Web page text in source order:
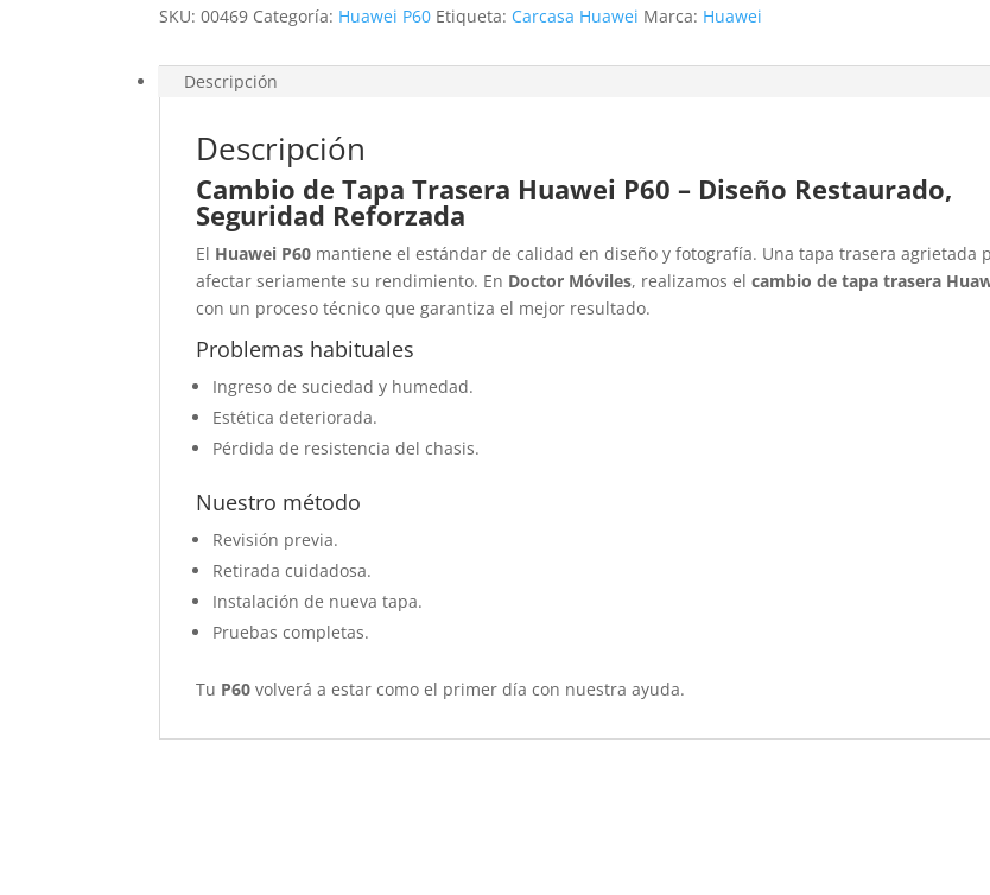
SKU:00469 Categoría: Huawei P60 Etiqueta: Carcasa Huawei Marca: Huawei
Descripción
Descripción
Cambio de Tapa Trasera Huawei P60 – Diseño Restaurado,
Seguridad Reforzada
El Huawei P60 mantiene el estándar de calidad en diseño y fotografía. Una tapa trasera agrietada
afectar seriamente su rendimiento. En Doctor Móviles, realizamos elcambio de tapa trasera
con un proceso técnico que garantiza el mejor resultado.
Problemas habituales
Ingreso de suciedad y humedad.
Estética deteriorada.
Pérdida de resistencia del chasis.
Nuestro método
Revisión previa.
Retirada cuidadosa.
Instalación de nueva tapa.
Pruebas completas.
Tu P60 volverá a estar como el primer día con nuestra ayuda.